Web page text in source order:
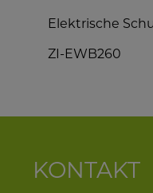
Elektrische
ZI-EWB260
KONTAKT